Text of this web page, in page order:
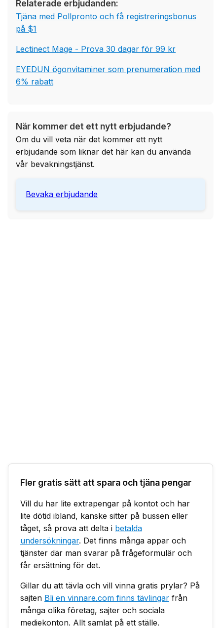
Relaterade erbjudanden:
Tjäna med Pollpronto och få registreringsbonus
på $1
Lectinect Mage - Prova 30 dagar för 99 kr
EYEDUN ögonvitaminer som prenumeration med
6% rabatt
När kommer det ett nytt erbjudande?
Om du vill veta när det kommer ett nytt
erbjudande som liknar det här kan du använda
vår bevakningstjänst.
Bevaka erbjudande
Fler gratis sätt att spara och tjäna pengar
Vill du har lite extrapengar på kontot och har
lite dötid ibland, kanske sitter på bussen eller
tåget, så prova att delta i betalda
undersökningar. Det finns många appar och
tjänster där man svarar på frågeformulär och
får ersättning för det.
Gillar du att tävla och vill vinna gratis prylar? På
sajten Bli en vinnare.com finns tävlingar från
många olika företag, sajter och sociala
mediekonton. Allt samlat på ett ställe.